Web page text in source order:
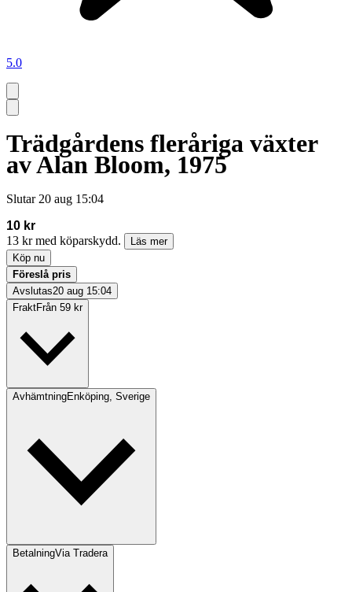
5.0
Trädgårdens fleråriga växter
av Alan Bloom, 1975
Slutar 20 aug 15:04
10 kr
13 kr med köparskydd.
Läs mer
Köp nu
Föreslå pris
Avslutas20 aug 15:04
FraktFrån 59 kr
AvhämtningEnköping, Sverige
BetalningVia Tradera